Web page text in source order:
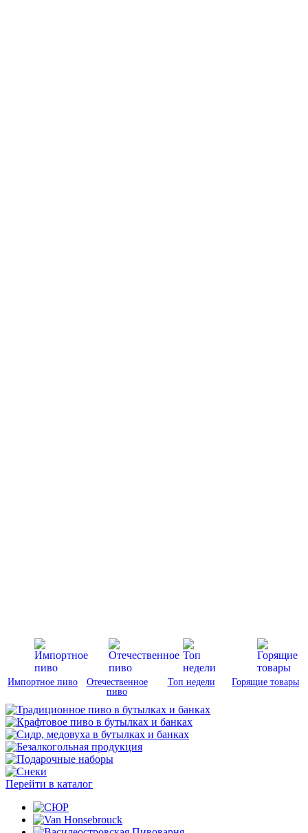
Импортное пиво
Отечественное
пиво
Топ недели Горящие товары
Перейти в каталог